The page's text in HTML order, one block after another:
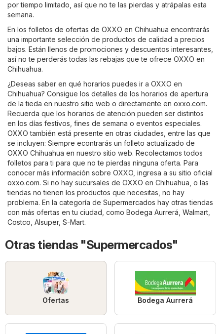
por tiempo limitado, así que no te las pierdas y atrápalas esta
semana.
En los folletos de ofertas de OXXO en Chihuahua encontrarás
una importante selección de productos de calidad a precios
bajos. Están llenos de promociones y descuentos interesantes,
así no te perderás todas las rebajas que te ofrece OXXO en
Chihuahua.
¿Deseas saber en qué horarios puedes ir a OXXO en
Chihuahua? Consigue los detalles de los horarios de apertura
de la tieda en nuestro sitio web o directamente en oxxo.com.
Recuerda que los horarios de atención pueden ser distintos
en los días festivos, fines de semana o eventos especiales.
OXXO también está presente en otras ciudades, entre las que
se incluyen: Siempre econtrarás un folleto actualizado de
OXXO Chihuahua en nuestro sitio web. Recolectamos todos
folletos para ti para que no te pierdas ninguna oferta. Para
conocer más información sobre OXXO, ingresa a su sitio oficial
oxxo.com. Si no hay sucursales de OXXO en Chihuahua, o las
tiendas no tienen los productos que necesitas, no hay
problema. En la categoría de Supermercados hay otras tiendas
con más ofertas en tu ciudad, como Bodega Aurrerá Walmart
Costco Alsuper, S-Mart.
Otras tiendas "Supermercados"
Ofertas Bodega Aurrerá